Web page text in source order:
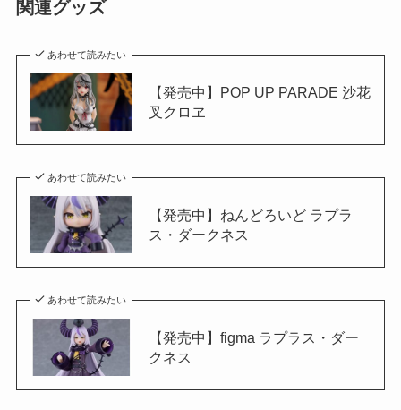
関連グッズ
あわせて読みたい
【発売中】POP UP PARADE 沙花
叉クロヱ
あわせて読みたい
【発売中】ねんどろいど ラプラ
ス・ダークネス
あわせて読みたい
【発売中】figma ラプラス・ダー
クネス